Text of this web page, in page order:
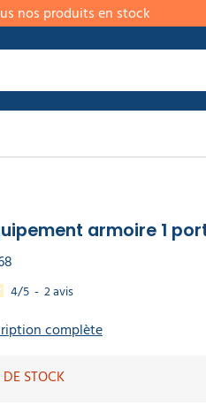
nos produits en stock
armoire 1
4/5 - 2avis
complète
STOCK